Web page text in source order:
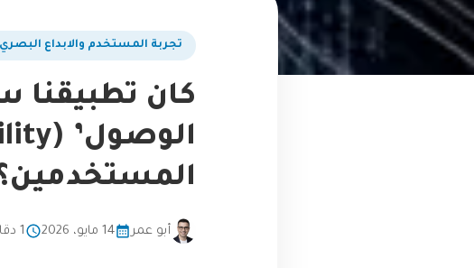
تجربة المستخدم والابداع البصري
كان تطبيقنا
أبو عمر 14 مايو، 2026 1 دقائق قراءة